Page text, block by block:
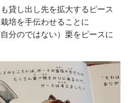
貸し出し先を拡大するピース
培を手伝わせることに
分のではない）栗をピースに